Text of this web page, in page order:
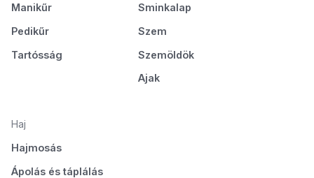
Manikűr
Pedikűr
Tartósság
Sminkalap
Szem
Szemöldök
Ajak
Haj
Hajmosás
Ápolás és táplálás